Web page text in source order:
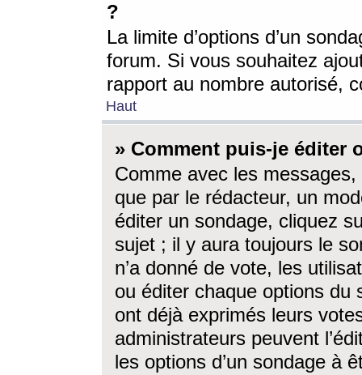
?
La limite d’options d’un
forum. Si vous souhaitez
rapport au nombre autorisé,
Haut
» Comment puis-je éditer
Comme avec les
que par le rédacteur, un
éditer un sondage, cliquez
sujet ; il y aura toujours le
n’a donné de vote, les
ou éditer chaque options du
ont déjà exprimés leurs
administrateurs peuvent
les options d’un sondage à